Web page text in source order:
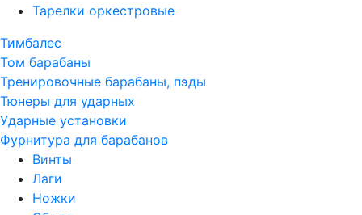
Тарелки оркестровые
Тимбалес
Том барабаны
Тренировочные барабаны, пэды
Тюнеры для ударных
Ударные установки
Фурнитура для барабанов
Винты
Лаги
Ножки